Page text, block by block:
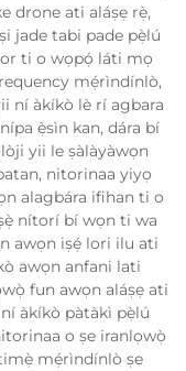
drone ati aláṣẹ rẹ̀,
jade tabi pade pẹ̀lú
ti o wọpọ́ láti mọ
mẹ́rìndínlò,
ní àkíkò lè rí agbara
ẹ̀sìn kan, dára bí
yii le ṣàlàyàwọn
nitorinaa yiyọ
alagbára ifihan ti o
nítorí bí wọn ti wa
awọn iṣẹ́ lori ilu ati
awọn anfani lati
fun awọn aláṣẹ ati
àkíkò pàtàkì pẹ̀lú
o ṣe iranlọwọ̀
mẹ́rìndínlò ṣe